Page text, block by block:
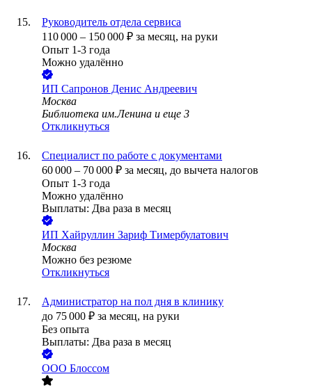
Руководитель отдела сервиса
110 000 – 150 000 ₽ за месяц, на руки
Опыт 1-3 года
Можно удалённо
ИП Сапронов Денис Андреевич
Москва
Библиотека им.Ленина и еще 3
Откликнуться
Специалист по работе с документами
60 000 – 70 000 ₽ за месяц, до вычета налогов
Опыт 1-3 года
Можно удалённо
Выплаты: Два раза в месяц
ИП Хайруллин Зариф Тимербулатович
Москва
Можно без резюме
Откликнуться
Администратор на пол дня в клинику
до 75 000 ₽ за месяц, на руки
Без опыта
Выплаты: Два раза в месяц
ООО Блоссом